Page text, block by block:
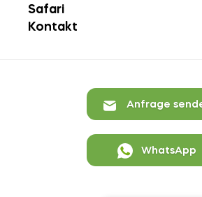
Safari
Kontakt
Anfrage
WhatsApp